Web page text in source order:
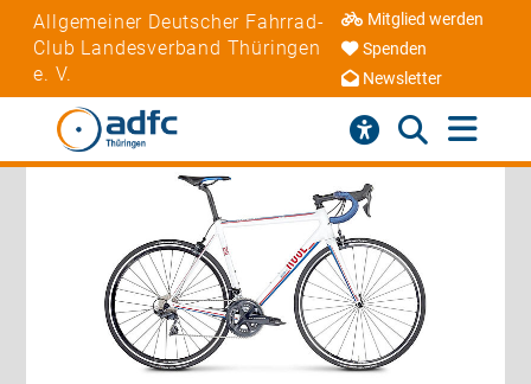
Allgemeiner Deutscher Fahrrad-
Club Landesverband Thüringen
e. V.
Mitglied werden
Spenden
Newsletter